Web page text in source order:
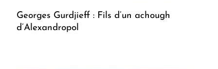
Georges Gurdjieff : Fils d’un achough
d’Alexandropol